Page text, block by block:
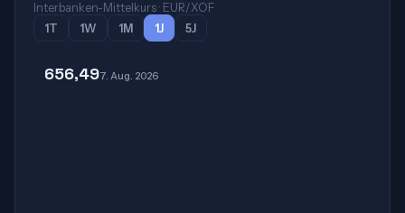
Interbanken-Mittelkurs · EUR/XOF
1T
1W 1M 1J 5J
656,497. Aug. 2026